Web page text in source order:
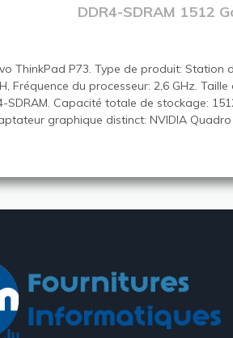
DDR4-SDRAM 1512
ThinkPad P73. Type de produit:
Fréquence du processeur: 2,6 GHz.
SDRAM. Capacité totale de stockage:
graphique distinct: NVIDIA